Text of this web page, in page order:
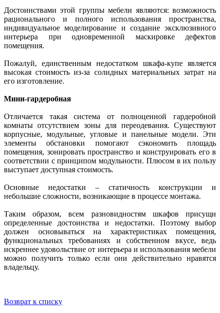
Достоинствами этой группы мебели являются: возможность
рационального и полного использования пространства,
индивидуальное моделирование и создание эксклюзивного
интерьера при одновременной маскировке дефектов
помещения.
Пожалуй, единственным недостатком шкафа-купе является
высокая стоимость из-за солидных материальных затрат на
его изготовление.
Мини-гардеробная
Отличается такая система от полноценной гардеробной
комнаты отсутствием зоны для переодевания. Существуют
корпусные, модульные, угловые и панельные модели. Эти
элементы обстановки помогают сэкономить площадь
помещения, зонировать пространство и конструировать его в
соответствии с принципом модульности. Плюсом в их пользу
выступает доступная стоимость.
Основные недостатки – статичность конструкции и
небольшие сложности, возникающие в процессе монтажа.
Таким образом, всем разновидностям шкафов присущи
определенные достоинства и недостатки. Поэтому выбор
должен основываться на характеристиках помещения,
функциональных требованиях и собственном вкусе, ведь
искреннее удовольствие от интерьера и использования мебели
можно получить только если они действительно нравятся
владельцу.
Возврат к списку